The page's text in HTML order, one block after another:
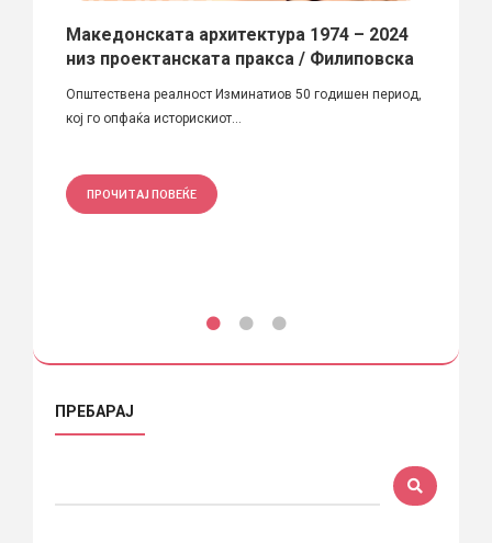
Македонската архитектура 1974 – 2024
низ проектанската пракса / Филиповска
Општествена реалност Изминатиов 50 годишен период,
кој гo опфаќа историскиот...
ПРОЧИТАЈ ПОВЕЌЕ
ПРЕБАРАЈ